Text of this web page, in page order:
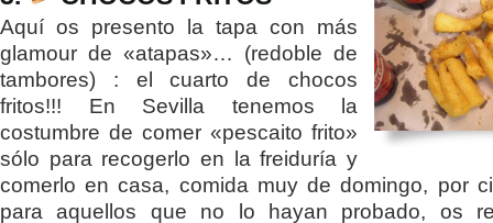
Aquí os presento la tapa con más
glamour de «atapas»… (redoble de
tambores) : el cuarto de chocos
fritos!!! En Sevilla tenemos la
costumbre de comer «pescaito frito»
sólo para recogerlo en la freiduría y
comerlo en casa, comida muy de domingo, por
para aquellos que no lo hayan probado, os